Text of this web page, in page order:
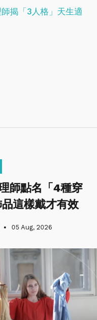
揭「3人格」天生適
師點名「4種穿
這樣戴才有效
05 Aug, 2026